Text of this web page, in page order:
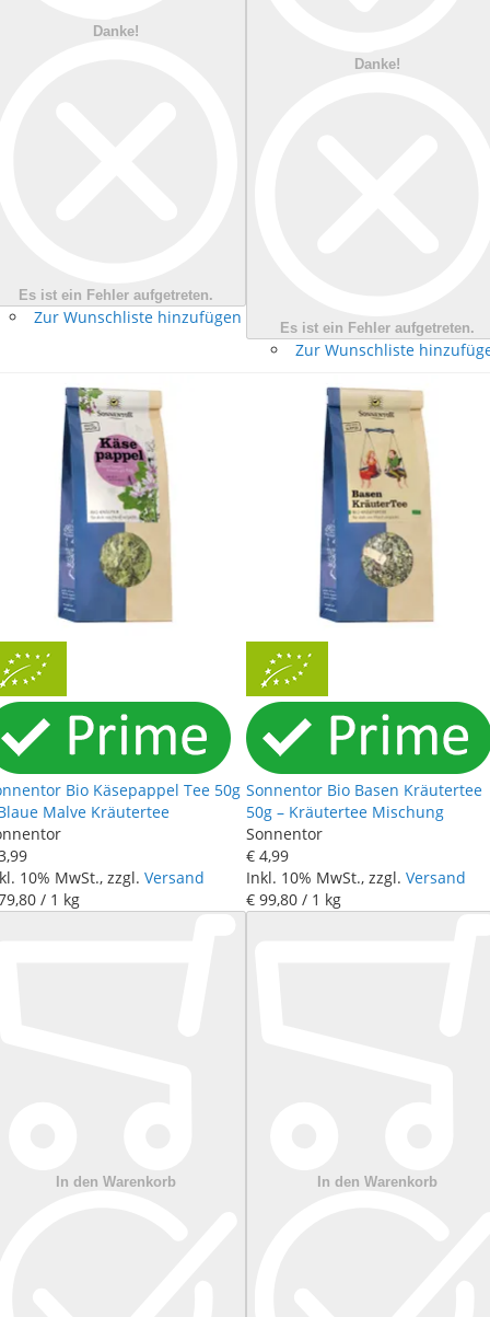
Danke!
Es ist ein Fehler aufgetreten.
Zur Wunschliste hinzufügen
Danke!
Es ist ein Fehler aufgetreten.
Zur Wunschliste
Bio Käsepappel Tee 50g
Malve Kräutertee
,99
10% MwSt., zzgl. Versand
,80 / 1 kg
In den Warenkorb
Sonnentor Bio Basen Kräutertee
50g – Kräutertee Mischung
Sonnentor
€ 4,99
Inkl. 10% MwSt., zzgl. Versand
€ 99,80 / 1 kg
In den Warenkorb